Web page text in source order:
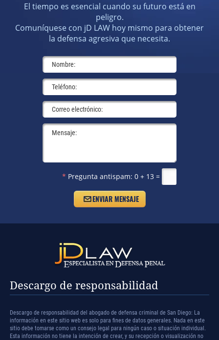
El tiempo es esencial cuando su futuro está en
peligro.
Comuníquese con jD LAW hoy mismo para obtener
la defensa agresiva que necesita.
* Pregunta antispam: 0 + 13 =
Descargo de responsabilidad
Descargo de responsabilidad del abogado de defensa criminal de San Diego: La
información en este sitio web es solo para fines de datos generales. Nada en este
sitio debe tomarse como un consejo legal para ningún caso o situación individual.
Esta información no tiene la intención de crear, y su recepción o visualización no